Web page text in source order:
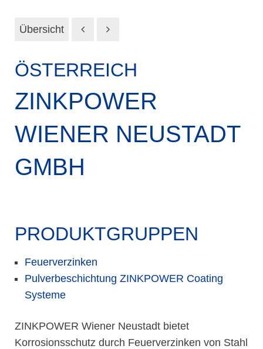
Übersicht
ÖSTERREICH
ZINKPOWER
WIENER NEUSTADT
GMBH
PRODUKTGRUPPEN
Feuerverzinken
Pulverbeschichtung ZINKPOWER Coating
Systeme
ZINKPOWER Wiener Neustadt bietet
Korrosionsschutz durch Feuerverzinken von Stahl